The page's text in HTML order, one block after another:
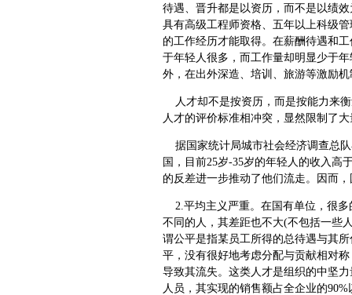
待遇、晋升都是以资历，而不是以绩
具有高级工程师资格、五年以上科级
的工作经历才能取得。在薪酬待遇和
于年轻人很多，而工作量却明显少于
外，在出外深造、培训、旅游等激励
人才却不是按资历，而是按能力来
人才的评价标准相冲突，显然限制了
据国家统计局城市社会经济调查总队
国，目前25岁-35岁的年轻人的收入高
的反差进一步推动了他们流走。因而
2.平均主义严重。在国有单位，很多
不同的人，其差距也不大(不包括一些
谓公平是指某员工所得的总待遇与其
平，没有很好地考虑分配与贡献相对
导致其流失。这类人才是组织的中坚
人员，其实现的销售额占全企业的